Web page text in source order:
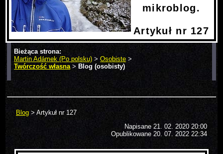
mikroblog.
Artykuł nr 127
Bieżąca strona:
Martin Adámek (Po polsku) >Osobiste >
Twórczość własna > Blog (osobisty)
Blog > Artykuł nr 127
Napisane 21. 02. 2020 20:00
Opublikowane 20. 07. 2022 22:34